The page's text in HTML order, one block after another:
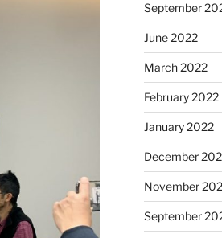
September
June 2022
March 2022
February 2022
January 2022
December
November
September